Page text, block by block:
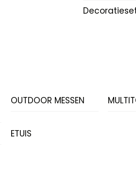
OUTDOOR MESSEN
ETUIS